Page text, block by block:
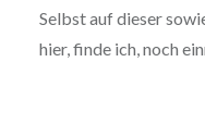
Selbst auf dieser
hier, finde ich, noch